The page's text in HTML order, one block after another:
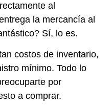
al
la mercancía al
Sí, lo es.
costos de inventario,
mínimo. Todo lo
por
a comprar.